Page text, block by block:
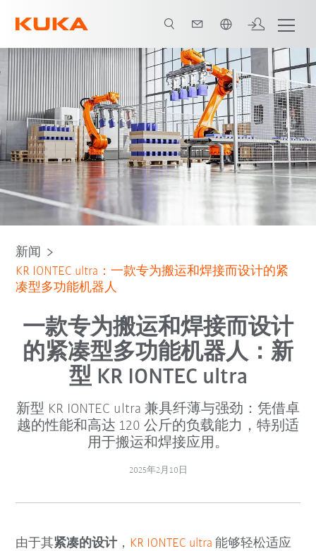
新闻
KR IONTEC ultra：一款专为搬运和焊接而设计的紧
凑型多功能机器人
一款专为搬运和焊接而设计
的紧凑型多功能机器人：新
型 KR IONTEC ultra
新型 KR IONTEC ultra 兼具纤薄与强劲：凭借卓
越的性能和高达 120 公斤的负载能力，特别适
用于搬运和焊接应用。
2025年2月10日
由于其紧凑的设计， KR IONTEC ultra 能够轻松适应